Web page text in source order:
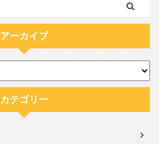
アーカイブ
カテゴリー